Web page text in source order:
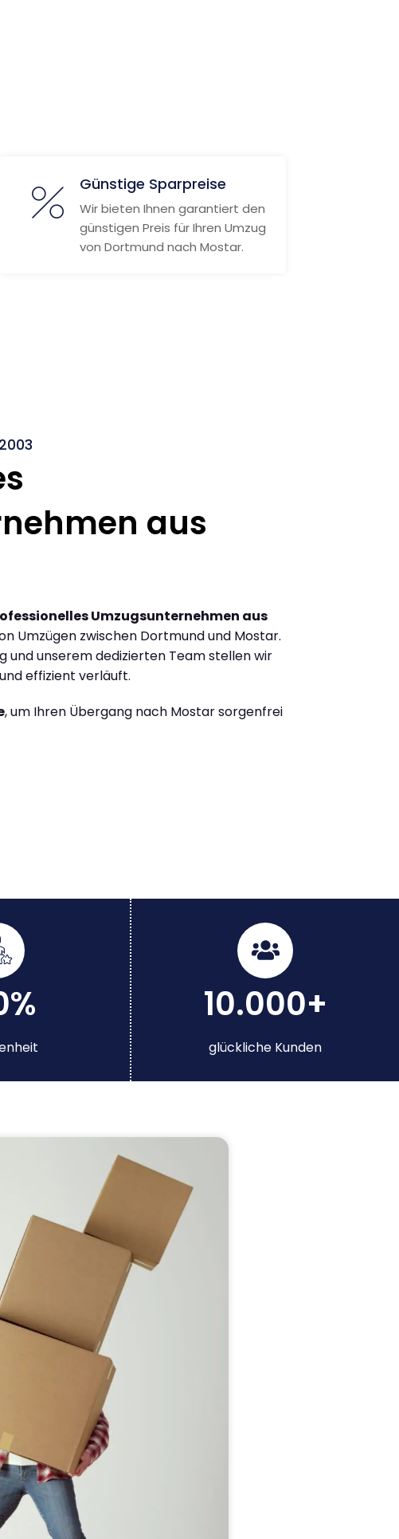
Günstige Sparpreise
Wir bieten Ihnen garantiert den
günstigen Preis für Ihren Umzug
von Dortmund nach Mostar.
aus
Umzugsunternehmen aus
Umzügen zwischen Dortmund und Mostar.
und unserem dedizierten Team stellen wir
effizient verläuft.
, um Ihren Übergang nach Mostar sorgenfrei
10.000+
glückliche Kunden